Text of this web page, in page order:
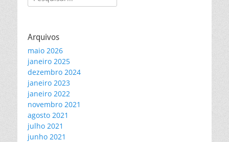
por:
Arquivos
maio 2026
janeiro 2025
dezembro 2024
janeiro 2023
janeiro 2022
novembro 2021
agosto 2021
julho 2021
junho 2021